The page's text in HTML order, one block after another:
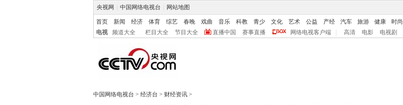
央视网 中国网络电视台 网站地图
首页 新闻 经济 体育 综艺 春晚 戏曲 音乐 科教 青少 文化 艺术 公益 产经 汽车 旅游 健康 时尚
电视
频道大全 栏目大全 节目大全 直播中国 赛事直播 网络电视客户端 高清 电影 电视剧
中国网络电视台 > 经济台 > 财经资讯 >